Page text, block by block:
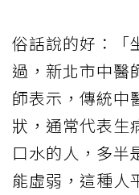
俗話說的好：「
過，新北市中醫
師表示，傳統中
狀，通常代表生
口水的人，多半
能虛弱，這種人